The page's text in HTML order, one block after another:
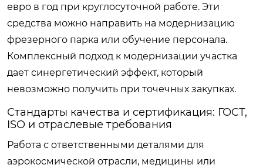
евро в год при круглосуточной работе. Эти
средства можно направить на модернизацию
фрезерного парка или обучение персонала.
Комплексный подход к модернизации участка
дает синергетический эффект, который
невозможно получить при точечных закупках.
Стандарты качества и сертификация: ГОСТ,
ISO и отраслевые требования
Работа с ответственными деталями для
аэрокосмической отрасли, медицины или